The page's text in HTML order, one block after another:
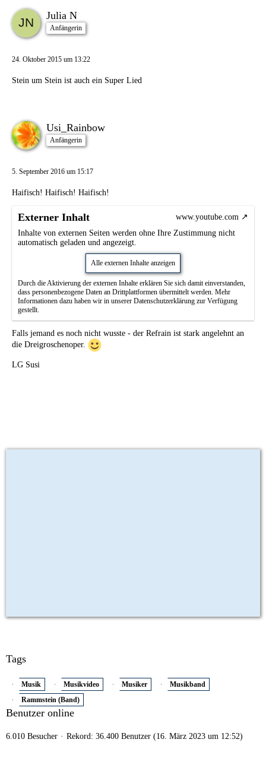
Julia N
Anfängerin
24. Oktober 2015 um 13:22
Stein um Stein ist auch ein Super Lied
Usi_Rainbow
Anfängerin
5. September 2016 um 15:17
Haifisch! Haifisch! Haifisch!
Externer Inhalt
www.youtube.com
Inhalte von externen Seiten werden ohne Ihre Zustimmung nicht
automatisch geladen und angezeigt.
Alle externen Inhalte anzeigen
Durch die Aktivierung der externen Inhalte erklären Sie sich damit einverstanden,
dass personenbezogene Daten an Drittplattformen übermittelt werden. Mehr
Informationen dazu haben wir in unserer Datenschutzerklärung zur Verfügung
gestellt.
Falls jemand es noch nicht wusste - der Refrain ist stark angelehnt an
die Dreigroschenoper.
LG Susi
Tags
Musik Musikvideo Musiker
Musikband
Rammstein (Band)
Benutzer online
6.010 Besucher Rekord: 36.400 Benutzer (16. März 2023 um 12:52)